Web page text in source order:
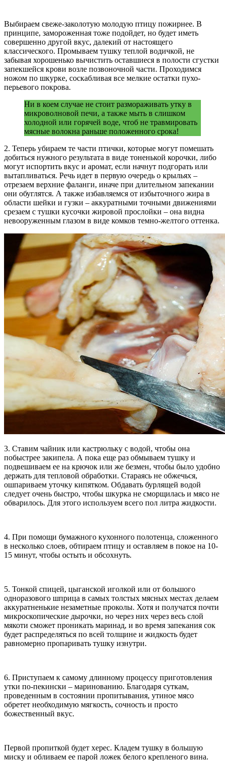
Выбираем свеже-заколотую молодую птицу пожирнее. В
принципе, замороженная тоже подойдет, но будет иметь
совершенно другой вкус, далекий от настоящего
классического. Промываем тушку теплой водичкой, не
забывая хорошенько вычистить оставшиеся в полости сгустки
запекшейся крови возле позвоночной части. Проходимся
ножом по шкурке, соскабливая все мелкие остатки пухо-
перьевого покрова.
Ни в коем случае не стоит размораживать утку в
микроволновой печи, а также мыть в слишком
холодной или горячей воде, чтоб не травмировать
мясные волокна раньше положенного срока!
2. Теперь убираем те части птички, которые могут помешать
добиться нужного результата в виде тоненькой корочки, либо
могут испортить вкус и аромат, если начнут подгорать или
вытапливаться. Речь идет в первую очередь о крыльях –
отрезаем верхние фаланги, иначе при длительном запекании
они обуглятся. А также избавляемся от избыточного жира в
области шейки и гузки – аккуратными точными движениями
срезаем с тушки кусочки жировой прослойки – она видна
невооруженным глазом в виде комков темно-желтого оттенка.
3. Ставим чайник или кастрюльку с водой, чтобы она
побыстрее закипела. А пока еще раз обмываем тушку и
подвешиваем ее на крючок или же безмен, чтобы было удобно
держать для тепловой обработки. Стараясь не обжечься,
ошпариваем уточку кипятком. Обдавать бурлящей водой
следует очень быстро, чтобы шкурка не сморщилась и мясо не
обварилось. Для этого используем всего пол литра жидкости.
4. При помощи бумажного кухонного полотенца, сложенного
в несколько слоев, обтираем птицу и оставляем в покое на 10-
15 минут, чтобы остыть и обсохнуть.
5. Тонкой спицей, цыганской иголкой или от большого
одноразового шприца в самых толстых мясных местах делаем
аккуратненькие незаметные проколы. Хотя и получатся почти
микроскопические дырочки, но через них через весь слой
мякоти сможет проникать маринад, и во время запекания сок
будет распределяться по всей толщине и жидкость будет
равномерно пропаривать тушку изнутри.
6. Приступаем к самому длинному процессу приготовления
утки по-пекински – маринованию. Благодаря суткам,
проведенным в состоянии пропитывания, утиное мясо
обретет необходимую мягкость, сочность и просто
божественный вкус.
Первой пропиткой будет херес. Кладем тушку в большую
миску и обливаем ее парой ложек белого крепленого вина.